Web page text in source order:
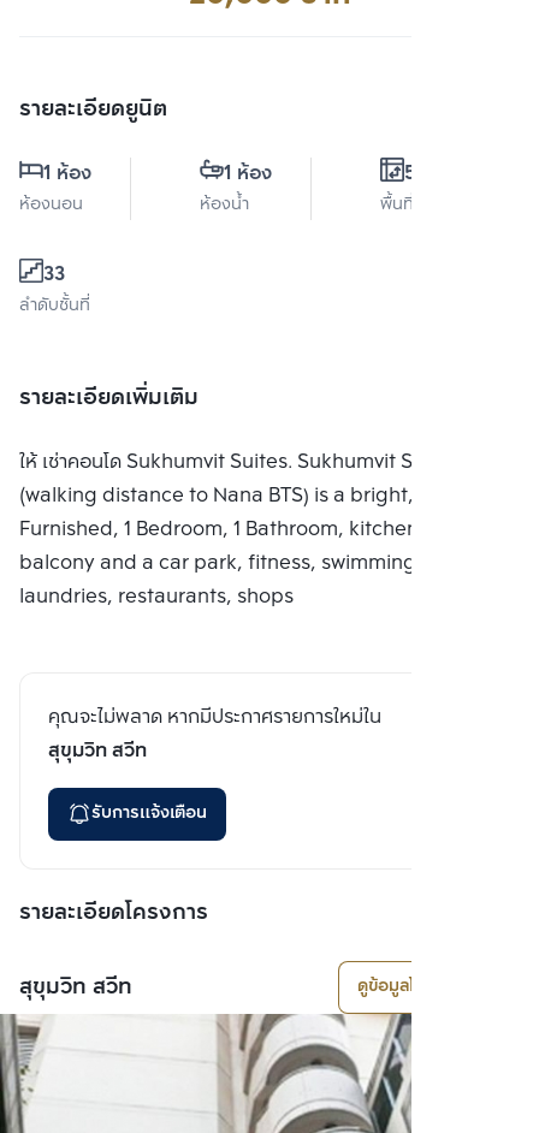
รายละเอียดยูนิต
1 ห้อง
ห้องนอน
1 ห้อง
ห้องน้ำ
53 ตร.ม.
พื้นที่ใช้สอย
33
ลำดับชั้นที่
รายละเอียดเพิ่มเติม
ให้ เช่าคอนโด Sukhumvit Suites. Sukhumvit Soi 13
(walking distance to Nana BTS) is a bright, Fully
Furnished, 1 Bedroom, 1 Bathroom, kitchenette,
balcony and a car park, fitness, swimming, squash,
laundries, restaurants, shops
คุณจะไม่พลาด หากมีประกาศรายการใหม่ใน
สุขุมวิท สวีท
รับการแจ้งเตือน
รายละเอียดโครงการ
สุขุมวิท สวีท ดูข้อมูลโครงการ